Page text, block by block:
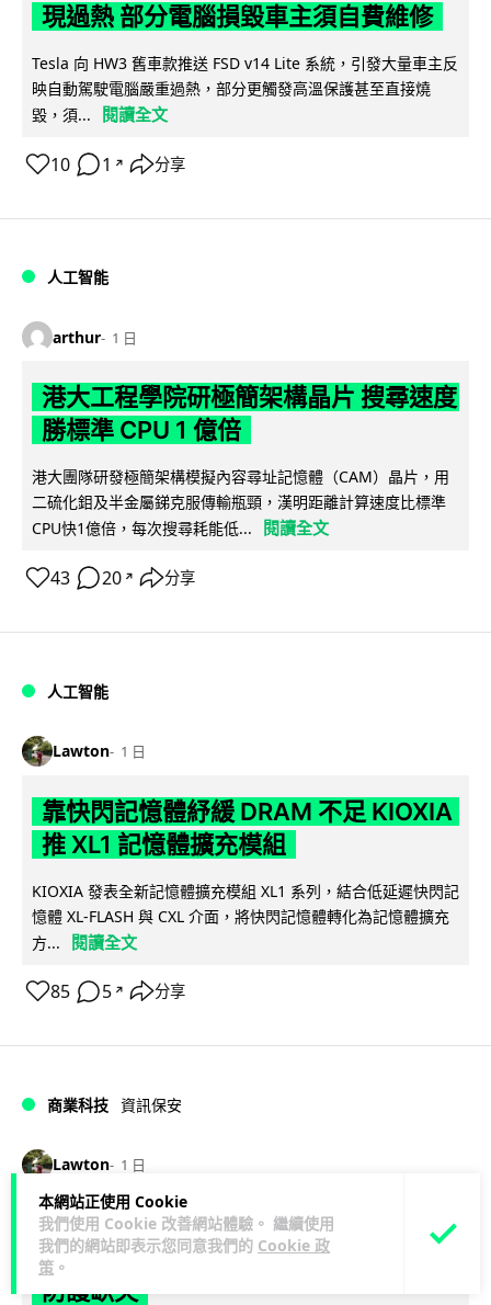
本網站正使用 Cookie
我們使用 Cookie 改善網站體驗。 繼續使用
我們的網站即表示您同意我們的 Cookie 政
策 。
現過熱 部分電腦損毀車主須自費維修
Tesla 向 HW3 舊車款推送 FSD v14 Lite 系統，引發大量車主反
映自動駕駛電腦嚴重過熱，部分更觸發高溫保護甚至直接燒
毀，須...
閱讀全文
10 1 ↗ 分享
人工智能
arthur 1 日
港大工程學院研極簡架構晶片 搜尋速度
勝標準 CPU 1 億倍
港大團隊研發極簡架構模擬內容尋址記憶體（CAM）晶片，用
二硫化鉬及半金屬銻克服傳輸瓶頸，漢明距離計算速度比標準
CPU快1億倍，每次搜尋耗能低...
閱讀全文
43 20 ↗ 分享
人工智能
Lawton 1 日
靠快閃記憶體紓緩 DRAM 不足 KIOXIA
推 XL1 記憶體擴充模組
KIOXIA 發表全新記憶體擴充模組 XL1 系列，結合低延遲快閃記
憶體 XL-FLASH 與 CXL 介面，將快閃記憶體轉化為記憶體擴充
方...
閱讀全文
85 5 ↗ 分享
商業科技 資訊保安
Lawton 1 日
東華學院誤發取錄電郵 全數 11,139 名
申請人一度空歡喜 專家:人為疏忽+系統
防護缺失